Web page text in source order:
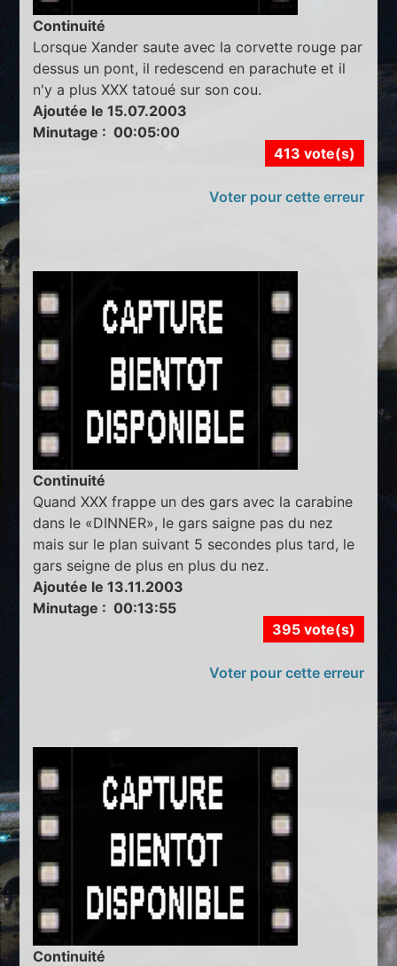
Continuité
Lorsque Xander saute avec la corvette rouge par
dessus un pont, il redescend en parachute et il
n'y a plus XXX tatoué sur son cou.
Ajoutée le 15.07.2003
Minutage : 00:05:00
413 vote(s)
Voter pour cette erreur
Continuité
Quand XXX frappe un des gars avec la carabine
dans le «DINNER», le gars saigne pas du nez
mais sur le plan suivant 5 secondes plus tard, le
gars seigne de plus en plus du nez.
Ajoutée le 13.11.2003
Minutage : 00:13:55
395 vote(s)
Voter pour cette erreur
Continuité